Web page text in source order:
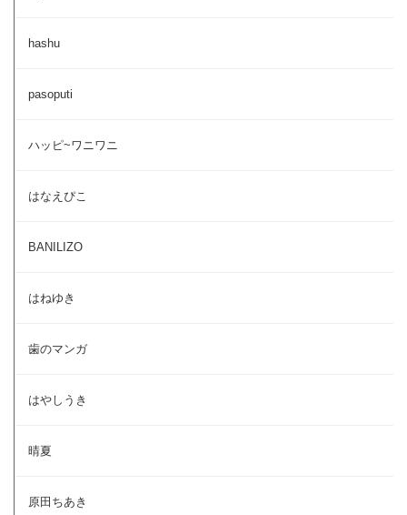
hashu
pasoputi
ハッピ~ワニワニ
はなえぴこ
BANILIZO
はねゆき
歯のマンガ
はやしうき
晴夏
原田ちあき